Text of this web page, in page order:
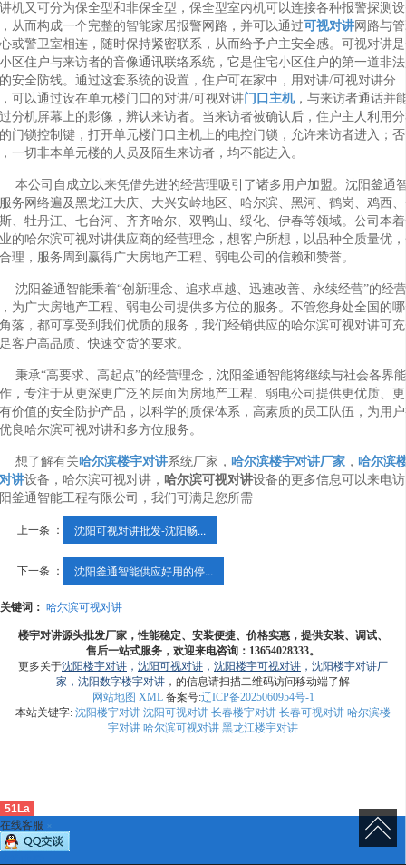
机又可分为保全型和非保全型，保全型室内机可以连接各种报警探测
从而构成一个完整的智能家居报警网路，并可以通过可视对讲网路与
或警卫室相连，随时保持紧密联系，从而给予户主安全感。可视对讲
区住户与来访者的音像通讯联络系统，它是住宅小区住户的第一道非
安全防线。通过这套系统的设置，住户可在家中，用对讲/可视对讲分
可以通过设在单元楼门口的对讲/可视对讲门口主机，与来访者通话并
分机屏幕上的影像，辨认来访者。当来访者被确认后，住户主人利用
门锁控制键，打开单元楼门口主机上的电控门锁，允许来访者进入；否
一切非本单元楼的人员及陌生来访者，均不能进入。
本公司自成立以来凭借先进的经营理吸引了诸多用户加盟。沈阳釜通
务网络遍及黑龙江大庆、大兴安岭地区、哈尔滨、黑河、鹤岗、鸡西
、牡丹江、七台河、齐齐哈尔、双鸭山、绥化、伊春等领域。公司本
的哈尔滨可视对讲供应商的经营理念，想客户所想，以品种全质量优
理，服务周到赢得广大房地产工程、弱电公司的信赖和赞誉。
沈阳釜通智能秉着“创新理念、追求卓越、迅速改善、永续经营”的经
为广大房地产工程、弱电公司提供多方位的服务。不管您身处全国的
落，都可享受到我们优质的服务，我们经销供应的哈尔滨可视对讲可
客户高品质、快速交货的要求。
秉承“高要求、高起点”的经营理念，沈阳釜通智能将继续与社会各界
，专注于从更深更广泛的层面为房地产工程、弱电公司提供更优质、
价值的安全防护产品，以科学的质保体系，高素质的员工队伍，为用
良哈尔滨可视对讲和多方位服务。
想了解有关哈尔滨楼宇对讲系统厂家， 哈尔滨楼宇对讲厂家 ， 哈尔滨
讲设备，哈尔滨可视对讲， 哈尔滨可视对讲设备的更多信息可以来电
釜通智能工程有限公司，我们可满足您所需
上一条 ： 沈阳可视对讲批发-沈阳畅...
下一条 ： 沈阳釜通智能供应好用的停...
关键词： 哈尔滨可视对讲
楼宇对讲源头批发厂家，性能稳定、安装便捷、价格实惠，提供安装、调试、
售后一站式服务，欢迎来电咨询：13654028333。
更多关于沈阳楼宇对讲 ， 沈阳可视对讲 ， 沈阳楼宇可视对讲 ，沈阳楼宇对讲厂
家，沈阳数字楼宇对讲 ，的信息请扫描二维码访问移动端了解
网站地图 XML备案号:辽ICP备2025060954号-1
本站关键字: 沈阳楼宇对讲 沈阳可视对讲 长春楼宇对讲 长春可视对讲 哈尔滨楼
宇对讲 哈尔滨可视对讲 黑龙江楼宇对讲
51La
在线客服 ×